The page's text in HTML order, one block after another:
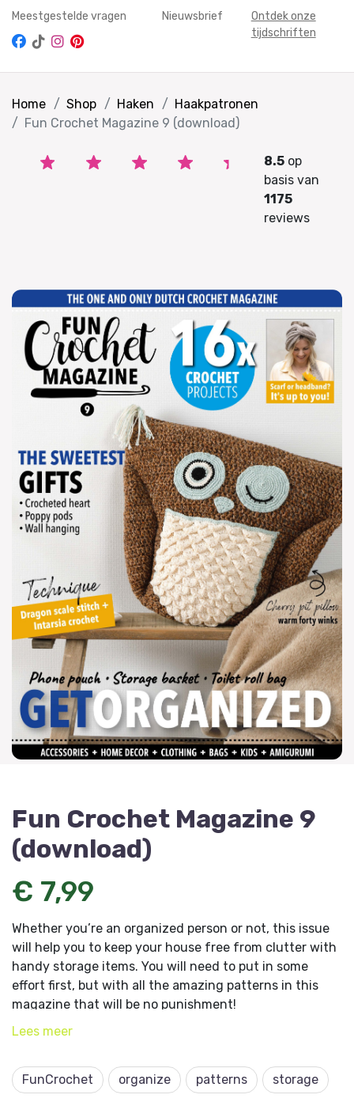
Meestgestelde vragen Nieuwsbrief
Ontdek onze
tijdschriften
Home Shop Haken
Haakpatronen
Fun Crochet Magazine 9 (download)
8.5op
basis van
1175
reviews
Fun Crochet Magazine 9
(download)
€ 7,99
Whether you’re an organized person or not, this issue
will help you to keep your house free from clutter with
handy storage items. You will need to put in some
effort first, but with all the amazing patterns in this
magazine that will be no punishment!
Please note that you are purchasing a download
you to download and save the PDF file.
Lees meer
FunCrochet organize patterns storage